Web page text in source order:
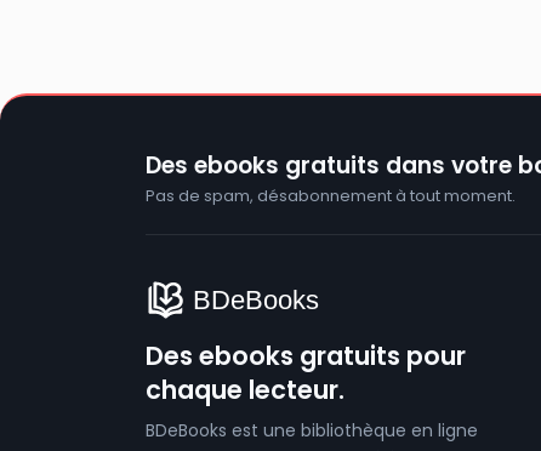
Des ebooks gratuits dans votre
Pas de spam, désabonnement à tout moment.
Des ebooks gratuits pour
chaque lecteur.
BDeBooks est une bibliothèque en ligne